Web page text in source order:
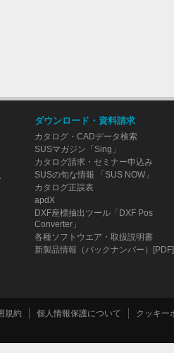
ダウンロード・資料請求
カタログ・CADデータ検索
SUSマガジン「Sing」
カタログ請求・セミナー申込み
SUSの旬な情報 「SUS NOW」
カタログ正誤表
apdX
DXF座標抽出ツール「DXF Pos
Converter」
各種ソフトウエア・取扱説明書
新製品情報（バックナンバー）[PDF]
規約 個人情報保護について クッキー